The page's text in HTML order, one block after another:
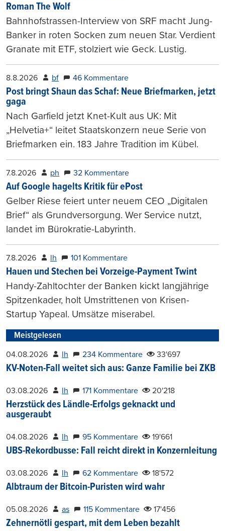
Roman The Wolf
Bahnhofstrassen-Interview von SRF macht Jung-
Banker in roten Socken zum neuen Star. Verdient
Granate mit ETF, stolziert wie Geck. Lustig.
8.8.2026 bf 46 Kommentare
Post bringt Shaun das Schaf: Neue Briefmarken, jetzt
gaga
Nach Garfield jetzt Knet-Kult aus UK: Mit
„Helvetia+“ leitet Staatskonzern neue Serie von
Briefmarken ein. 183 Jahre Tradition im Kübel.
7.8.2026 ph 32 Kommentare
Auf Google hagelts Kritik für ePost
Gelber Riese feiert unter neuem CEO „Digitalen
Brief“ als Grundversorgung. Wer Service nutzt,
landet im Bürokratie-Labyrinth.
7.8.2026 lh 101 Kommentare
Hauen und Stechen bei Vorzeige-Payment Twint
Handy-Zahltochter der Banken kickt langjährige
Spitzenkader, holt Umstrittenen von Krisen-
Startup Yapeal. Umsätze miserabel.
Meistgelesen
04.08.2026 lh 234 Kommentare 33'697
KV-Noten-Fall weitet sich aus: Ganze Familie bei ZKB
03.08.2026 lh 171 Kommentare 20'218
Herzstück des Ländle-Erfolgs geknackt und
ausgeraubt
04.08.2026 lh 95 Kommentare 19'661
UBS-Rekordbusse: Fall reicht direkt in Konzernleitung
03.08.2026 lh 62 Kommentare 18'572
Albtraum der Bitcoin-Puristen wird wahr
05.08.2026 as 115 Kommentare 17'456
Zehnernötli gespart, mit dem Leben bezahlt